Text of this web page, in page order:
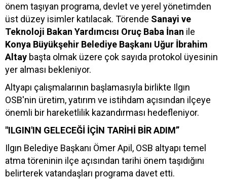
önem taşıyan programa, devlet ve yerel yönetimden
üst düzey isimler katılacak. Törende Sanayi ve
Teknoloji Bakan Yardımcısı Oruç Baba İnan ile
Konya Büyükşehir Belediye Başkanı Uğur İbrahim
Altay başta olmak üzere çok sayıda protokol üyesinin
yer alması bekleniyor.
Altyapı çalışmalarının başlamasıyla birlikte Ilgın
OSB'nin üretim, yatırım ve istihdam açısından ilçeye
önemli bir hareketlilik kazandırması hedefleniyor.
"ILGIN'IN GELECEĞİ İÇİN TARİHİ BİR ADIM”
Ilgın Belediye Başkanı Ömer Apil, OSB altyapı temel
atma töreninin ilçe açısından tarihi önem taşıdığını
belirterek vatandaşları programa davet etti.